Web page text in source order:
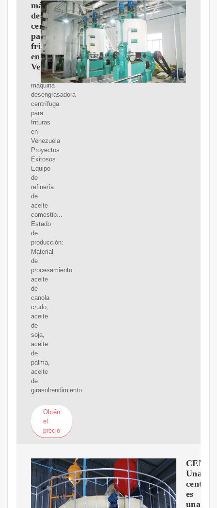
máquina
desengrasadora
centrífuga
para
frituras
en
Venezuela
máquina
desengrasadora
centrífuga
para
frituras
en
Venezuela
Proyectos
Exitosos
Equipo
de
refinería
de
aceite
comestib...
Estado
de
producción:
Material
de
procesamiento:
aceite
de
canola
crudo,
aceite
de
soja,
aceite
de
palma,
aceite
de
girasolrendimiento
Obtén
el
precio
Una
es
una